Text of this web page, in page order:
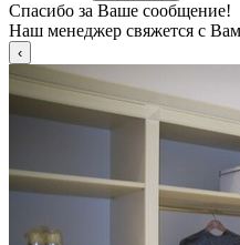
Спасибо за Ваше сообщение!
Наш менеджер свяжется с